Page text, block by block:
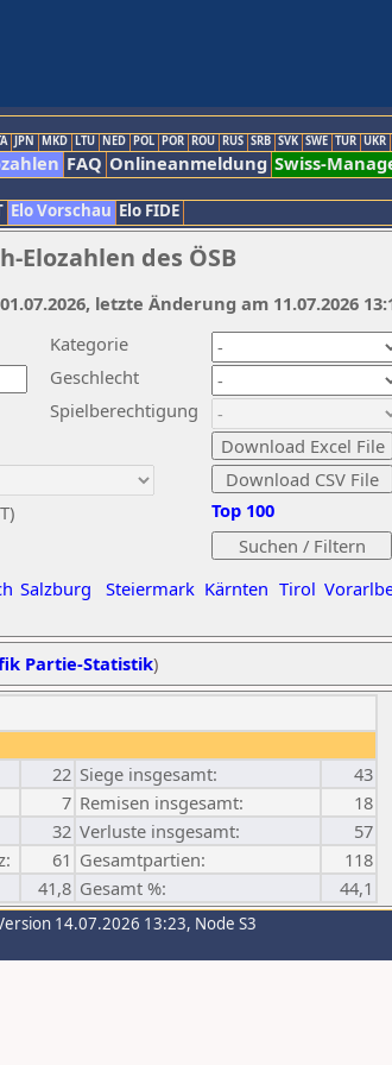
JPN MKD LTU NED POL POR ROU RUS SRB SVK SWE TUR UKR
FAQ Onlineanmeldung Swiss-
Elo Vorschau Elo FIDE
des ÖSB
Kategorie
Geschlecht
Spielberechtigung
Salzburg Steiermark Kärnten Tirol
Top 100
letzte Änderung am 11.07.2026
Partie-Statistik)
22 Siege insgesamt:
43
7 Remisen insgesamt:
18
32 Verluste insgesamt:
57
61 Gesamtpartien:
118
41,8 Gesamt %: 44,1
14.07.2026 13:23, Node S3